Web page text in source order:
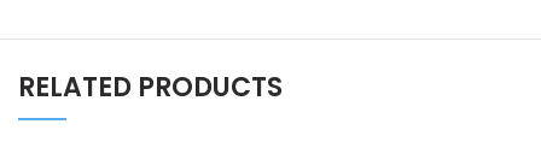
RELATED PRODUCTS